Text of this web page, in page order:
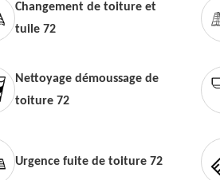
Changement de toiture et
tuile 72
Nettoyage démoussage de
toiture 72
Urgence fuite de toiture 72